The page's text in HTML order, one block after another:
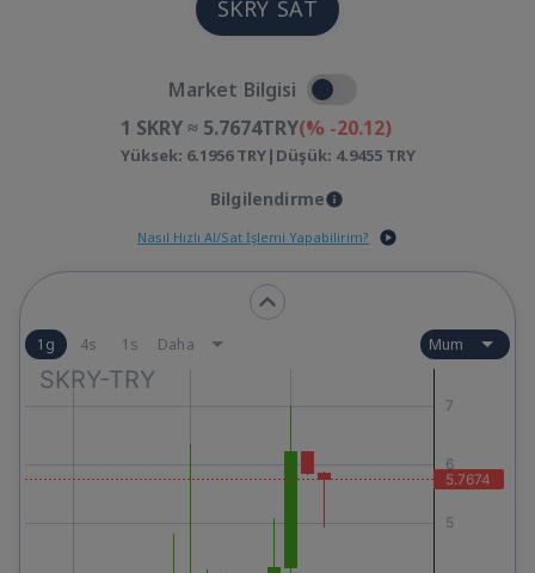
SKRY SAT
Market Bilgisi
1 SKRY ≈ 5.7674TRY(% -20.12)
Yüksek: 6.1956 TRY| Düşük: 4.9455 TRY
Nasıl Hızlı Al/Sat İşlemi Yapabilirim?
Bilgilendirme
1g 4s 1s Daha Mum